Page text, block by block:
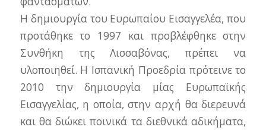
Η δημιουργία του Ευρωπαίου Εισαγγελέα, που
προτάθηκε το 1997 και προβλέφθηκε στην
Συνθήκη της Λισσαβόνας, πρέπει να
υλοποιηθεί. Η Ισπανική Προεδρία πρότεινε το
2010 την δημιουργία μίας Ευρωπαϊκής
Εισαγγελίας, η οποία, στην αρχή θα διερευνά
και θα διώκει ποινικά τα διεθνικά αδικήματα,